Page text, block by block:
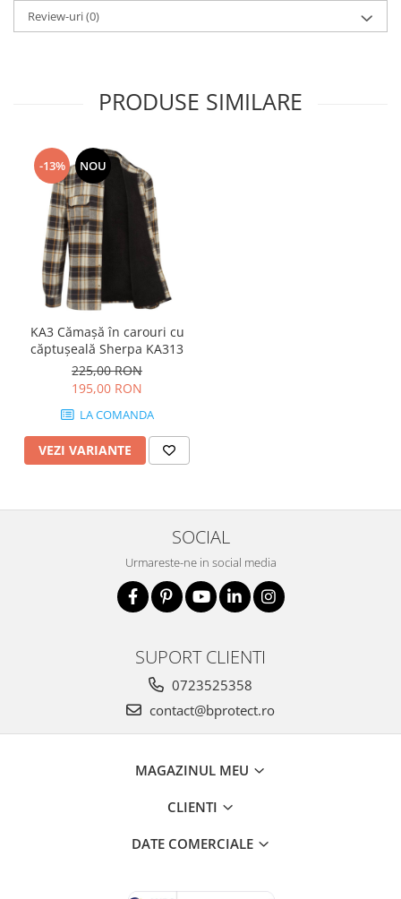
Review-uri(0)
PRODUSE SIMILARE
-13% NOU
KA3 Cămașă în carouri cu
căptușeală Sherpa KA313
225,00 RON
195,00 RON
LA COMANDA
VEZI VARIANTE
SOCIAL
Urmareste-ne in social media
SUPORT CLIENTI
0723525358
contact@bprotect.ro
MAGAZINUL MEU
CLIENTI
DATE COMERCIALE